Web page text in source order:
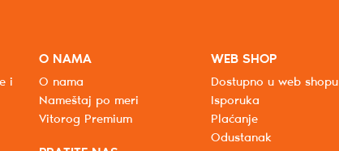
i
O NAMA
O nama
Nameštaj po meri
Vitorog Premium
WEB SHOP
Dostupno u web shopu
Isporuka
Plaćanje
Odustanak